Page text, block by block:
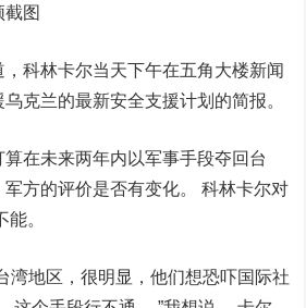
图
科林卡尔当天下午在五角大楼新闻
克兰的最新安全支援计划的简报。
在未来两年内以军事手段夺回台
方的评价是否有变化。 科林卡尔对
。
湾地区，很明显，他们想恐吓国际社